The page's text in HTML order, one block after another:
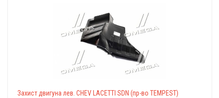
Захист двигуна лев. CHEV LACETTI SDN (пр-во TEMPEST)